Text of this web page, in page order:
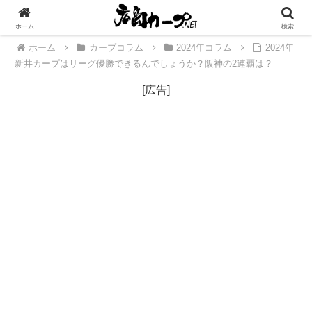
[広告]
ホーム カープコラム 2024年コラム
2024年
新井カープはリーグ優勝できるんでしょうか？阪神の2連覇は？
[広告]
ホーム 検索